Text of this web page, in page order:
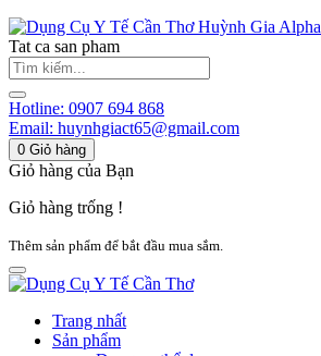
Huỳnh Gia Alpha
Tat ca san pham
Hotline: 0907 694 868
Email: huynhgiact65@gmail.com
0 Giỏ hàng
Giỏ hàng của Bạn
Giỏ hàng trống !
Thêm sản phẩm để bắt đầu mua sắm.
Trang nhất
Sản phẩm